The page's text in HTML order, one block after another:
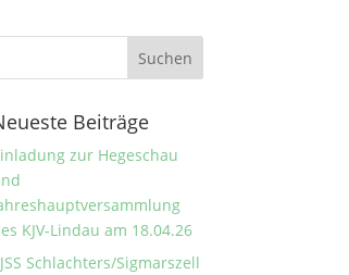
Beiträge
zur Hegeschau
KJV-Lindau am 18.04.26
Schlachters/Sigmarszell